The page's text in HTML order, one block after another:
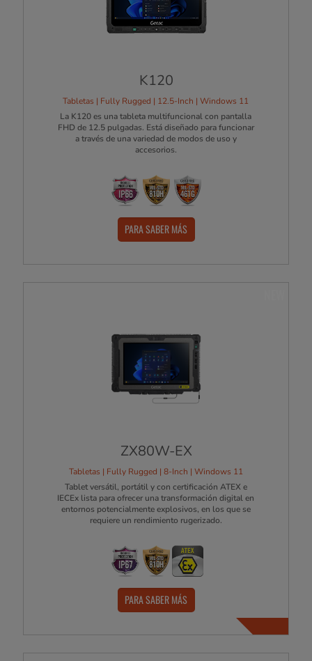
K120
Tabletas | Fully Rugged | 12.5-Inch | Windows 11
La K120 es una tableta multifuncional con pantalla
FHD de 12.5 pulgadas. Está diseñado para funcionar
a través de una variedad de modos de uso y
accesorios.
PARA SABER MÁS
ZX80W-EX
Tabletas | Fully Rugged | 8-Inch | Windows 11
Tablet versátil, portátil y con certificación ATEX e
IECEx lista para ofrecer una transformación digital en
entornos potencialmente explosivos, en los que se
requiere un rendimiento rugerizado.
PARA SABER MÁS